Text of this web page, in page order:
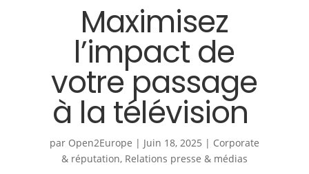
Maximisez
l’impact de
votre passage
à la télévision
par Open2Europe | Juin 18, 2025 | Corporate
& réputation, Relations presse & médias